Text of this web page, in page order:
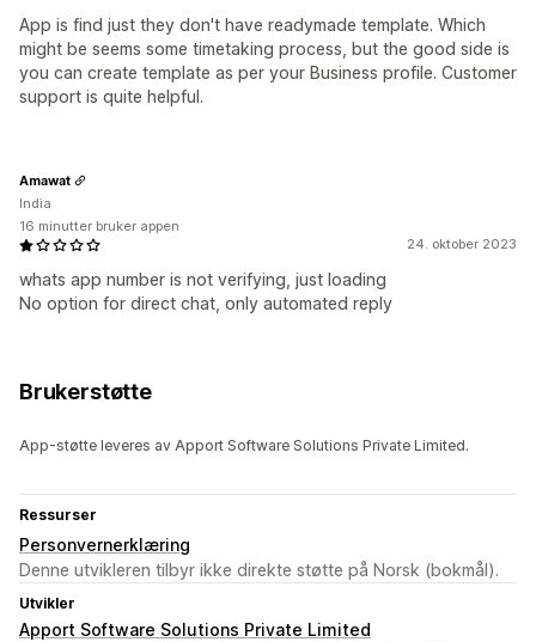
App is find just they don't have readymade template. Which
might be seems some timetaking process, but the good side is
you can create template as per your Business profile. Customer
support is quite helpful.
24. oktober 2023
whats app number is not verifying, just loading
No option for direct chat, only automated reply
Amawat
India
16 minutter bruker appen
Brukerstøtte
App-støtte leveres av Apport Software Solutions Private Limited.
Ressurser
Personvernerklæring
Denne utvikleren tilbyr ikke direkte støtte på Norsk (bokmål).
Utvikler
Apport Software Solutions Private Limited